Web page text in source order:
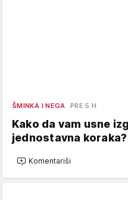
ŠMINKA I NEGA PRE 5 H
Kako da vam usne
jednostavna koraka?
Komentariši